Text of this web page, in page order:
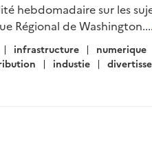
hebdomadaire sur les
Régional de
infrastructure numerique
industie